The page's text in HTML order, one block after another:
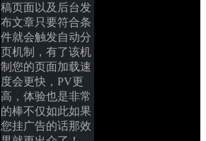
稿页面以及后台发
布文章只要符合条
件就会触发自动分
页机制，有了该机
制您的页面加载速
度会更快，PV更
高，体验也是非常
的棒不仅如此如果
您挂广告的话那效